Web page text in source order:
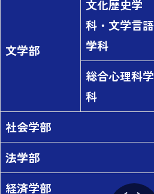
文学部
文化歴史学
科・文学言語
学科
総合心理科学
科
社会学部
法学部
経済学部